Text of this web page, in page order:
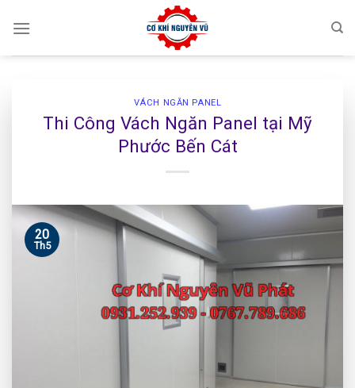
VÁCH NGĂN PANEL
Thi Công Vách Ngăn Panel tại Mỹ
Phước Bến Cát
20
Th5